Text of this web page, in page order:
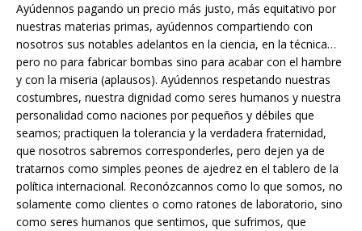
Ayúdennos pagando un precio más justo, más equitativo por
nuestras materias primas, ayúdennos compartiendo con
nosotros sus notables adelantos en la ciencia, en la técnica…
pero no para fabricar bombas sino para acabar con el hambre
y con la miseria (aplausos). Ayúdennos respetando nuestras
costumbres, nuestra dignidad como seres humanos y nuestra
personalidad como naciones por pequeños y débiles que
seamos; practiquen la tolerancia y la verdadera fraternidad,
que nosotros sabremos corresponderles, pero dejen ya de
tratarnos como simples peones de ajedrez en el tablero de la
política internacional. Reconózcannos como lo que somos, no
solamente como clientes o como ratones de laboratorio, sino
como seres humanos que sentimos, que sufrimos, que